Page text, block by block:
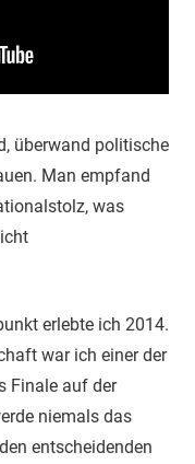
überwand politische
Man empfand
was
erlebte ich 2014.
war ich einer der
Finale auf der
niemals das
entscheidenden